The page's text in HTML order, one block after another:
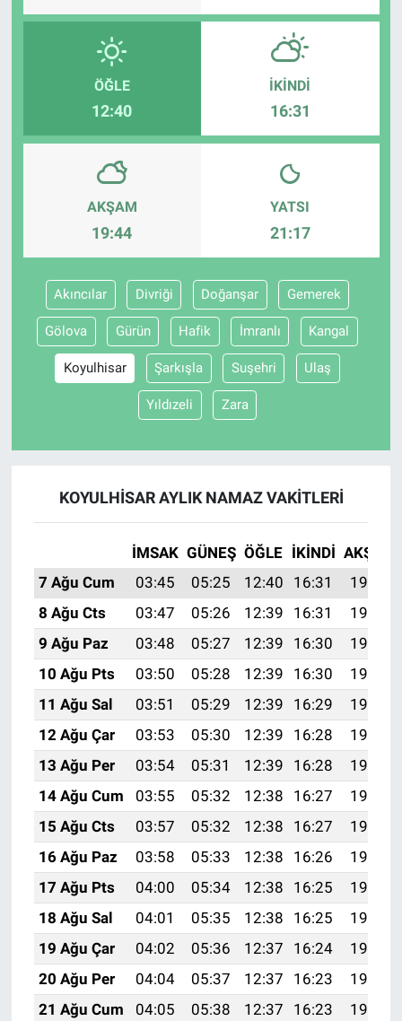
ÖĞLE
12:40
İKINDI
16:31
AKŞAM
19:44
YATSI
21:17
Akıncılar Divriği Doğanşar Gemerek
Gölova Gürün Hafik İmranlı Kangal
Koyulhisar Şarkışla Suşehri Ulaş
Yıldızeli Zara
KOYULHISAR AYLIK NAMAZ VAKITLERI
İMSAK GÜNEŞ ÖĞLE İKINDI AKŞAM
7 Ağu Cum
03:45 05:25 12:40 16:31
19:44
8 Ağu Cts
03:47 05:26 12:39 16:31
19:43
9 Ağu Paz
03:48 05:27 12:39 16:30
19:42
10 Ağu Pts
03:50 05:28 12:39 16:30
19:41
11 Ağu Sal
03:51 05:29 12:39 16:29
19:39
12 Ağu Çar
03:53 05:30 12:39 16:28
19:38
13 Ağu Per
03:54 05:31 12:39 16:28
19:37
14 Ağu Cum
03:55 05:32 12:38 16:27
19:36
15 Ağu Cts
03:57 05:32 12:38 16:27
19:34
16 Ağu Paz
03:58 05:33 12:38 16:26
19:33
17 Ağu Pts
04:00 05:34 12:38 16:25
19:31
18 Ağu Sal
04:01 05:35 12:38 16:25
19:30
19 Ağu Çar
04:02 05:36 12:37 16:24
19:29
20 Ağu Per
04:04 05:37 12:37 16:23
19:27
21 Ağu Cum
04:05 05:38 12:37 16:23
19:26